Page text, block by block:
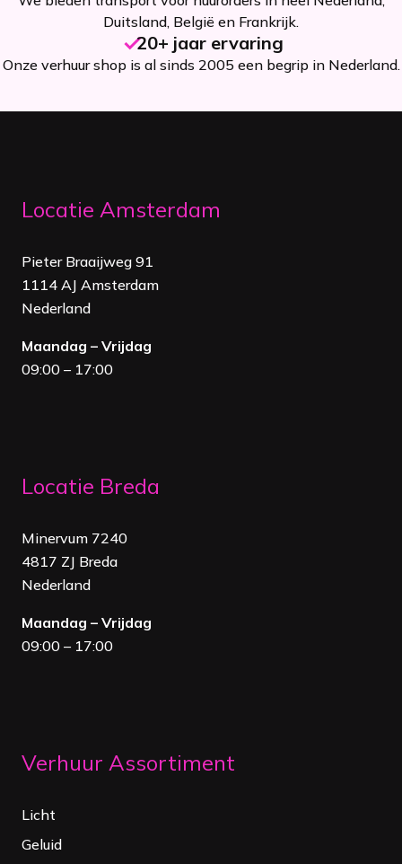
Duitsland, België en Frankrijk.
20+ jaar ervaring
Onze verhuur shop is al sinds 2005 een begrip in Nederland.
Locatie Amsterdam
Pieter Braaijweg 91
1114 AJ Amsterdam
Nederland
Maandag – Vrijdag
09:00 – 17:00
Locatie Breda
Minervum 7240
4817 ZJ Breda
Nederland
Maandag – Vrijdag
09:00 – 17:00
Verhuur Assortiment
Licht
Geluid